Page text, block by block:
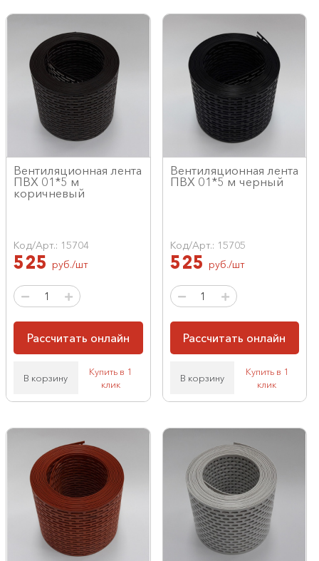
Вентиляционная лента
ПВХ 01*5 м
коричневый
Код/Арт.: 15704
525 руб./шт
Рассчитать онлайн
В корзину
Купить в 1
клик
Вентиляционная лента
ПВХ 01*5 м черный
Код/Арт.: 15705
525 руб./шт
Рассчитать онлайн
В корзину
Купить в 1
клик